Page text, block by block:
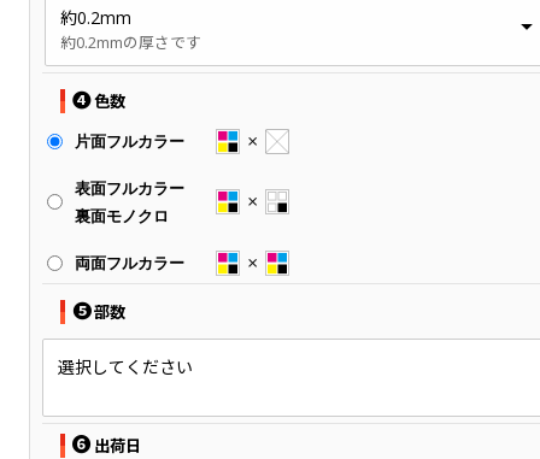
約0.2mm
約0.2mmの厚さです
❹色数
片面フルカラー
表面フルカラー
裏面モノクロ
両面フルカラー
❺部数
選択してください
❻ 出荷日